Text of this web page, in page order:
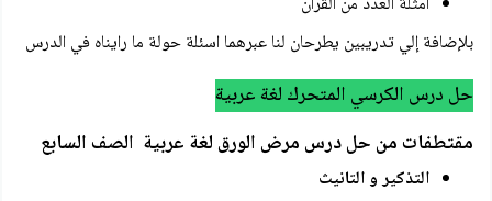
بلإضافة إلي تدريبين يطرحان لنا عبرهما اسئلة حولة ما رايناه في الدرس
حل درس الكرسي المتحرك لغة عربية
مقتطفات من حل درس مرض الورق لغة عربية الصف السابع
التذكير و التانيث